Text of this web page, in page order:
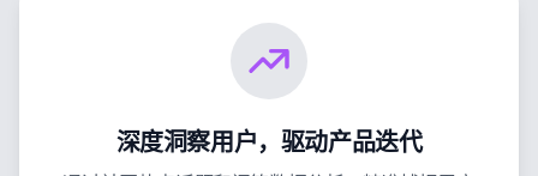
深度洞察用户，驱动产品迭代